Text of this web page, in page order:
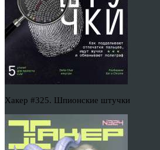
Хакер #325. Шпионские штучки